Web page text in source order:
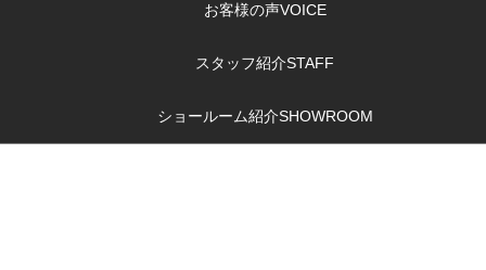
お客様の声VOICE
スタッフ紹介STAFF
ショールーム紹介SHOWROOM